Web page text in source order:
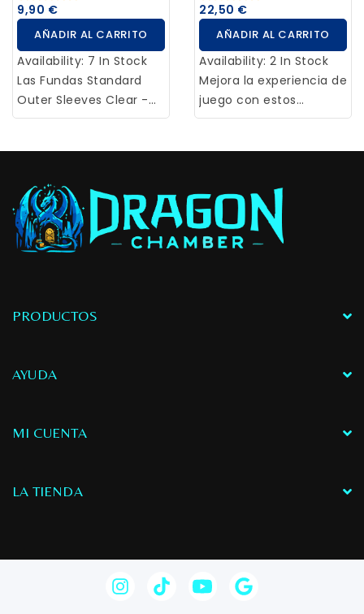
9,90 €
AÑADIR AL CARRITO
Availability: 7 In Stock
Las Fundas Standard
Outer Sleeves Clear -
Standar Size (100
combinación perfecta
de durabilidad y
capacidad de barajar.
22,50 €
AÑADIR AL CARRITO
Availability: 2 In Stock
Mejora la experiencia de
juego con estos
tapetes para Magic:
más icónicas.
Diseñados con una
superficie de tela
PRODUCTOS
AYUDA
MI CUENTA
LA TIENDA